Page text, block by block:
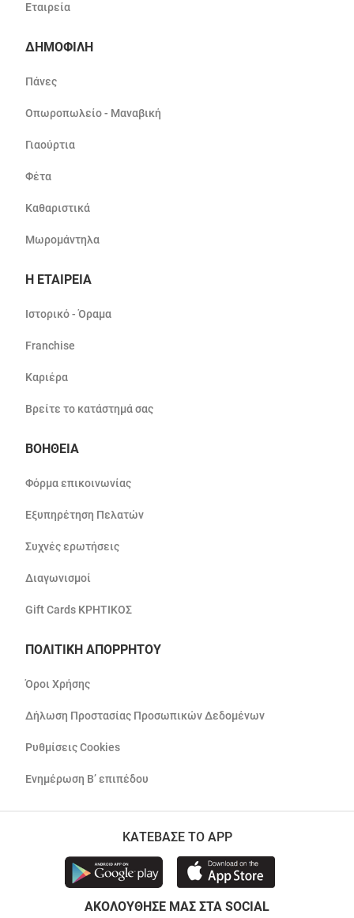
Εταιρεία
ΔΗΜΟΦΙΛΗ
Πάνες
Οπωροπωλείο - Μαναβική
Γιαούρτια
Φέτα
Καθαριστικά
Μωρομάντηλα
Η ΕΤΑΙΡΕΙΑ
Ιστορικό - Όραμα
Franchise
Καριέρα
Βρείτε το κατάστημά σας
ΒΟΗΘΕΙΑ
Φόρμα επικοινωνίας
Εξυπηρέτηση Πελατών
Συχνές ερωτήσεις
Διαγωνισμοί
Gift Cards ΚΡΗΤΙΚΟΣ
ΠΟΛΙΤΙΚΗ ΑΠΟΡΡΗΤΟΥ
Όροι Χρήσης
Δήλωση Προστασίας Προσωπικών Δεδομένων
Ρυθμίσεις Cookies
Ενημέρωση Β’ επιπέδου
ΚΑΤΕΒΑΣΕ ΤΟ APP
ΑΚΟΛΟΥΘΗΣΕ ΜΑΣ ΣΤΑ SOCIAL